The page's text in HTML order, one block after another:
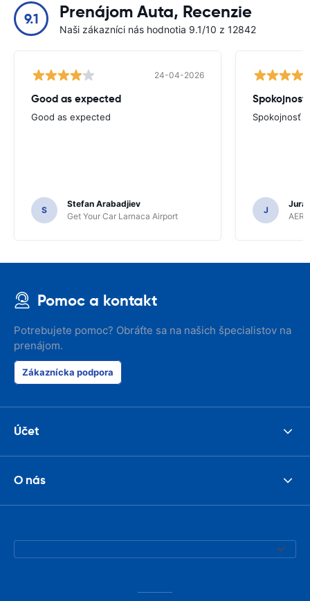
9.1 Prenájom Auta, Recenzie
Naši zákazníci nás hodnotia 9.1/10 z 12842
24-04-2026
Good as expected
Good as expected
S
Stefan Arabadjiev
Get Your Car Larnaca Airport
Spokojnosť
Spokojnosť
J
Juraj
Pomoc a kontakt
Potrebujete pomoc? Obráťte sa na našich špecialistov na
prenájom.
Zákaznícka podpora
Účet
O nás